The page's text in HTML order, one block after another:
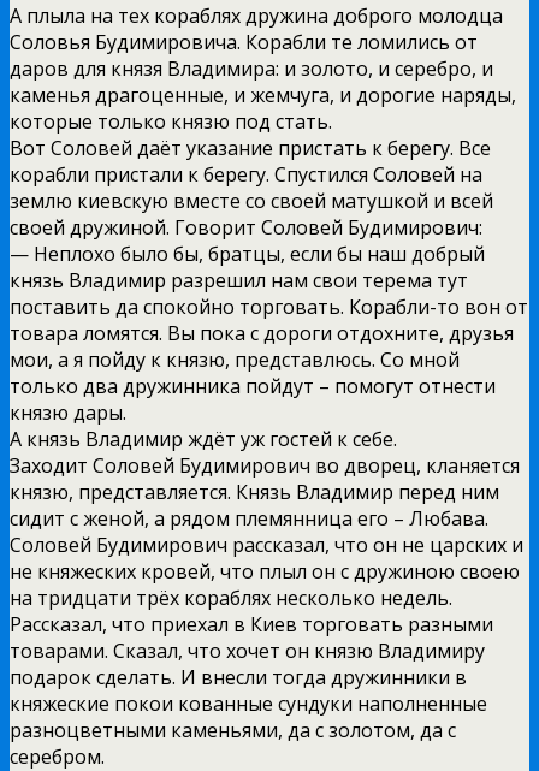
А плыла на тех кораблях дружина доброго молодца
Соловья Будимировича. Корабли те ломились от
даров для князя Владимира: и золото, и серебро, и
каменья драгоценные, и жемчуга, и дорогие наряды,
которые только князю под стать.
Вот Соловей даёт указание пристать к берегу. Все
корабли пристали к берегу. Спустился Соловей на
землю киевскую вместе со своей матушкой и всей
своей дружиной. Говорит Соловей Будимирович:
— Неплохо было бы, братцы, если бы наш добрый
князь Владимир разрешил нам свои терема тут
поставить да спокойно торговать. Корабли-то вон от
товара ломятся. Вы пока с дороги отдохните, друзья
мои, а я пойду к князю, представлюсь. Со мной
только два дружинника пойдут – помогут отнести
князю дары.
А князь Владимир ждёт уж гостей к себе.
Заходит Соловей Будимирович во дворец, кланяется
князю, представляется. Князь Владимир перед ним
сидит с женой, а рядом племянница его – Любава.
Соловей Будимирович рассказал, что он не царских и
не княжеских кровей, что плыл он с дружиною своею
на тридцати трёх кораблях несколько недель.
Рассказал, что приехал в Киев торговать разными
товарами. Сказал, что хочет он князю Владимиру
подарок сделать. И внесли тогда дружинники в
княжеские покои кованные сундуки наполненные
разноцветными каменьями, да с золотом, да с
серебром.